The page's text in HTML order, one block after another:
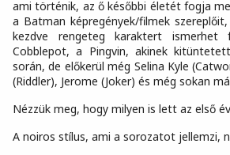
ami történik, az ő későbbi életét fogja
a Batman képregények/filmek
kezdve rengeteg karaktert ismerhet
Cobblepot, a Pingvin, akinek
során, de előkerül még Selina Kyle
(Riddler), Jerome (Joker) és még sokan
Nézzük meg, hogy milyen is lett az első
A noiros stílus, ami a sorozatot jellemzi,